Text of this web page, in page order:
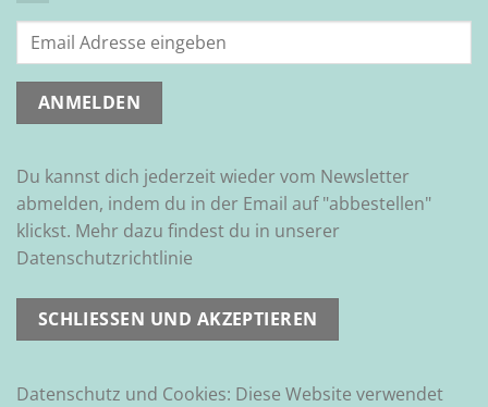
Du kannst dich jederzeit wieder vom Newsletter
abmelden, indem du in der Email auf "abbestellen"
klickst. Mehr dazu findest du in unserer
Datenschutzrichtlinie
Datenschutz und Cookies: Diese Website verwendet